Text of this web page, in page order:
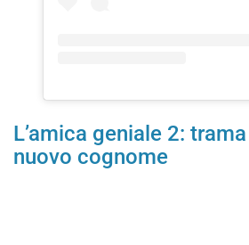
L’amica geniale 2:
nuovo cognome